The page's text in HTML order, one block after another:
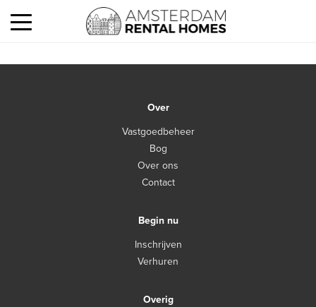
Over
Vastgoedbeheer
Bog
Over ons
Contact
Begin nu
Inschrijven
Verhuren
Overig